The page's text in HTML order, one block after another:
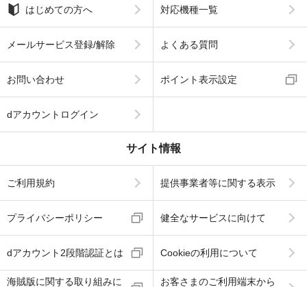
はじめての方へ 対応機種一覧
メールサービス登録/解除 よくある質問
お問い合わせ ポイント表示設定
dアカウントログイン
サイト情報
ご利用規約 提供事業者等に関する表示
プライバシーポリシー 健全なサービスに向けて
dアカウント2段階認証とは Cookieの利用について
海賊版に関する取り組みに
お客さまのご利用端末から